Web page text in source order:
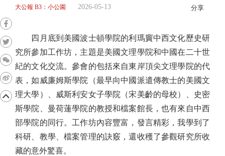
大公報 B3：小公園 2026-05-13 分享
四月底到美國波士頓學院的利瑪竇中西文化歷史研
究所參加工作坊，主題是美國文理學院和中國在二十世
紀的文化交流。參會的包括來自東岸頂尖文理學院的代
表，如威廉姆斯學院（最早向中國派遣傳教士的美國文
理大學）、威斯利安女子學院（宋美齡的母校）、史密
斯學院、曼荷蓮學院的教授和檔案館長，也有來自中西
部學院的同行。工作坊內容豐富，發言精彩，我學到了
科研、教學、檔案管理的訣竅，還收穫了參觀研究所收
藏的意外驚喜。